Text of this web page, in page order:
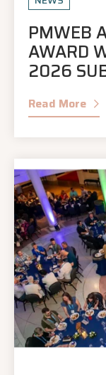
PMWEB
AWARD
2026
Read More